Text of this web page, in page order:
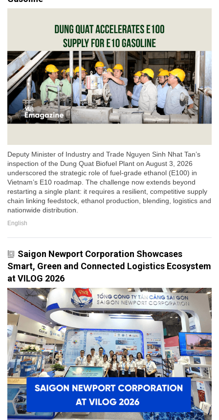
Deputy Minister of Industry and Trade Nguyen Sinh Nhat Tan’s
inspection of the Dung Quat Biofuel Plant on August 3, 2026
underscored the strategic role of fuel-grade ethanol (E100) in
Vietnam’s E10 roadmap. The challenge now extends beyond
restarting a single plant: it requires a resilient, competitive supply
chain linking feedstock, ethanol production, blending, logistics and
nationwide distribution.
English
Saigon Newport Corporation Showcases
Smart, Green and Connected Logistics Ecosystem
at VILOG 2026